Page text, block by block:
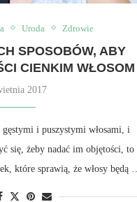
Uroda Zdrowie
SPOSOBÓW, ABY
CIENKIM WŁOSOM
2017
gęstymi i puszystymi włosami, i
się, żeby nadać im objętości, to
które sprawią, że włosy będą …